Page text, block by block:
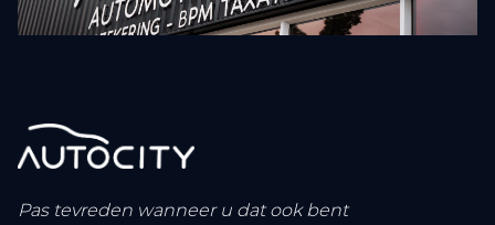
Pas tevreden wanneer u dat ook bent